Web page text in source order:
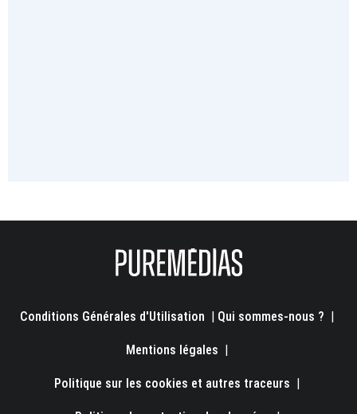
Conditions Générales d'Utilisation | Qui sommes-nous ? |
Mentions légales |
Politique sur les cookies et autres traceurs |